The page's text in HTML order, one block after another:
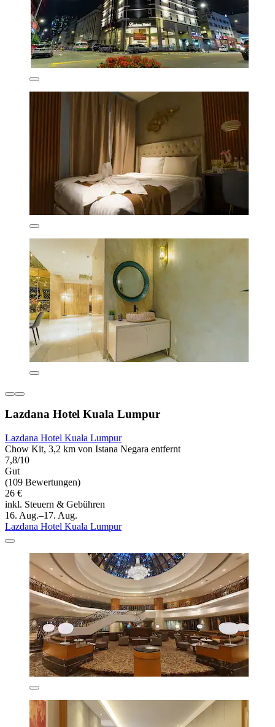
Lazdana Hotel Kuala Lumpur
Lazdana Hotel Kuala Lumpur
Chow Kit, 3,2 km von Istana Negara entfernt
7,8/10
Gut
(109 Bewertungen)
26 €
inkl. Steuern & Gebühren
16. Aug.–17. Aug.
Lazdana Hotel Kuala Lumpur